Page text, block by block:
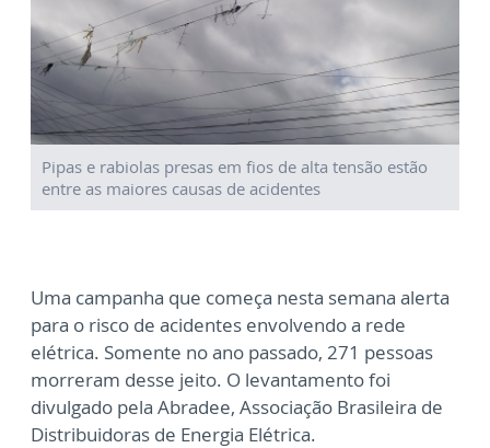
Pipas e rabiolas presas em fios de alta tensão estão
entre as maiores causas de acidentes
Uma campanha que começa nesta semana alerta
para o risco de acidentes envolvendo a rede
elétrica. Somente no ano passado, 271 pessoas
morreram desse jeito. O levantamento foi
divulgado pela Abradee, Associação Brasileira de
Distribuidoras de Energia Elétrica.